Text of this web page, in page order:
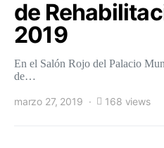
de
2019
En el Salón Rojo del Palacio
de…
marzo 27, 2019 168 views